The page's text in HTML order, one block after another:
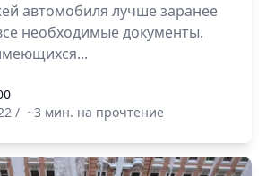
автомобиля лучше заранее
необходимые документы.
/ ~3 мин. на прочтение